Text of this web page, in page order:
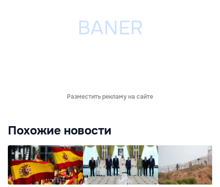
Разместить рекламу на сайте
Похожие новости